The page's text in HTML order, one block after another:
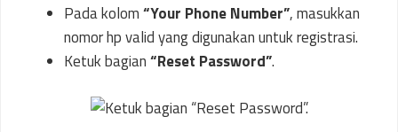
Pada kolom“Your Phone Number”, masukkan
nomor hp valid yang digunakan untuk registrasi.
Ketuk bagian“Reset Password”.